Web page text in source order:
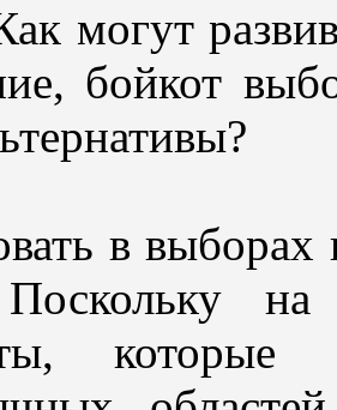
могут
бойкот
в
которые